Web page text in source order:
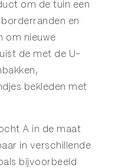
om de tuin een
borderranden en
om nieuwe
de met de U-
bekleden met
A in de maat
in verschillende
bijvoorbeeld